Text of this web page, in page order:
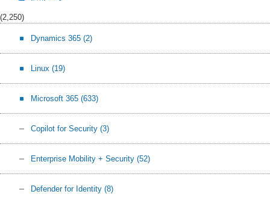
(2,250)
Dynamics 365 (2)
Linux (19)
Microsoft 365 (633)
Copilot for Security (3)
Enterprise Mobility + Security (52)
Defender for Identity (8)